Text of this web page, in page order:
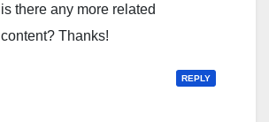
is there any more related
content? Thanks!
REPLY